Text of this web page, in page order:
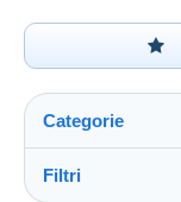
Categorie
Filtri